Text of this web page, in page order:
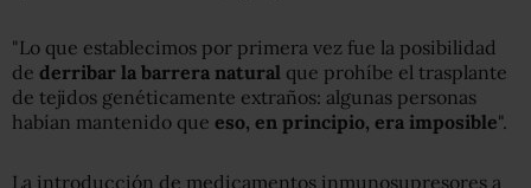
"Lo que establecimos por primera vez fue la posibilidad
de derribar la barrera natural que prohíbe el trasplante
de tejidos genéticamente extraños: algunas personas
habían mantenido que eso, en principio, era imposible".
La introducción de medicamentos inmunosupresores a